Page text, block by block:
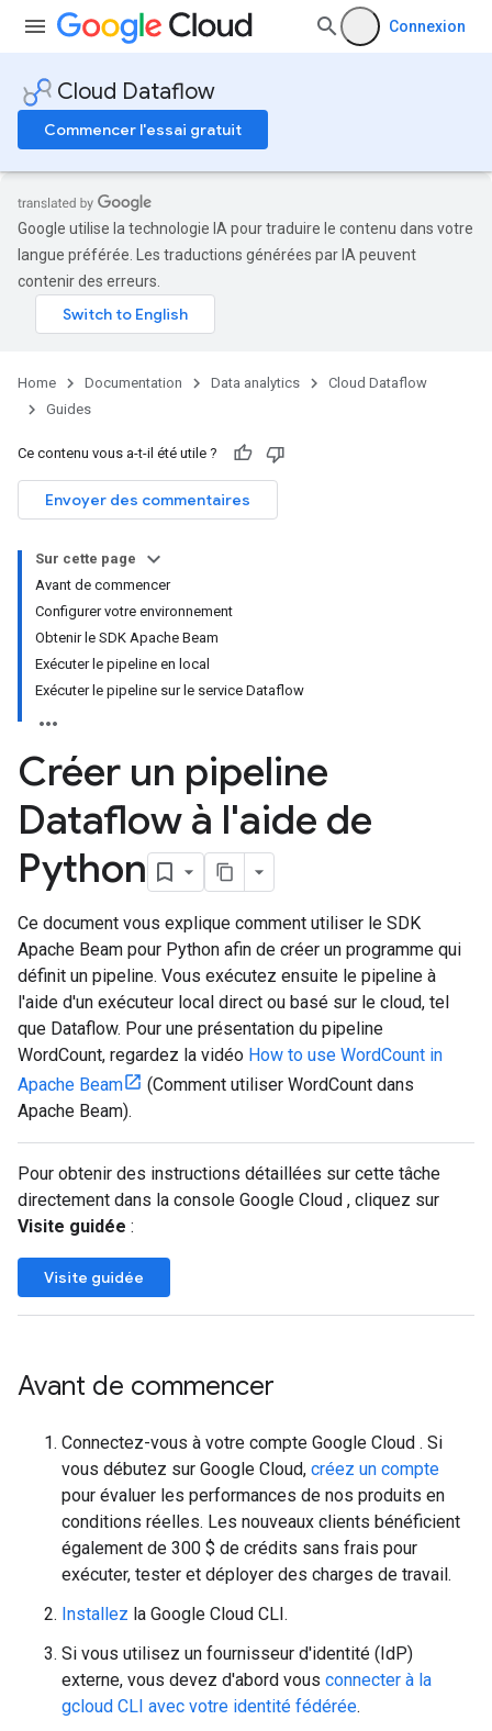
Connexion
Cloud Dataflow
Commencer l'essai gratuit
Google utilise la technologie IA pour traduire le contenu dans votre
langue préférée. Les traductions générées par IA peuvent
contenir des erreurs.
Home Documentation Data analytics
Cloud Dataflow
Guides
Ce contenu vous a-t-il été utile ?
Envoyer des commentaires
Sur cette page
Avant de commencer
Configurer votre environnement
Obtenir le SDK Apache Beam
Exécuter le pipeline en local
Exécuter le pipeline sur le service Dataflow
Créer un pipeline
Dataflow à l'aide de
Python
Ce document vous explique comment utiliser le SDK
Apache Beam pour Python afin de créer un programme qui
définit un pipeline. Vous exécutez ensuite le pipeline à
l'aide d'un exécuteur local direct ou basé sur le cloud, tel
que Dataflow. Pour une présentation du pipeline
WordCount, regardez la vidéo How to use WordCount in
Apache Beam
(Comment utiliser WordCount dans
Apache Beam).
Pour obtenir des instructions détaillées sur cette tâche
directement dans la console Google Cloud , cliquez sur
Visite guidée :
Visite guidée
Avant de commencer
Connectez-vous à votre compte Google Cloud . Si
vous débutez sur Google Cloud, créez un compte
pour évaluer les performances de nos produits en
conditions réelles. Les nouveaux clients bénéficient
également de 300 $ de crédits sans frais pour
exécuter, tester et déployer des charges de travail.
Installez la Google Cloud CLI.
Si vous utilisez un fournisseur d'identité (IdP)
externe, vous devez d'abord vous connecter à la
gcloud CLI avec votre identité fédérée.